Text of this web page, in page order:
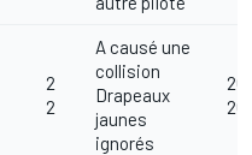
2
2
A causé une
collision
Drapeaux
jaunes
ignorés